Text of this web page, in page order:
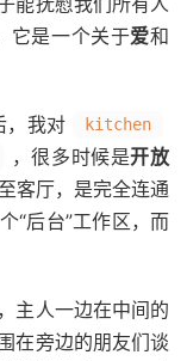
它是一个关于爱和
，我对 kitchen
，很多时候是开放
客厅，是完全连通
“后台”工作区，而
主人一边在中间的
在旁边的朋友们谈